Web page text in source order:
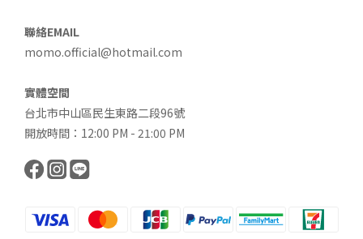
聯絡EMAIL
momo.official@hotmail.com
實體空間
台北市中山區民生東路二段96號
開放時間：12:00 PM - 21:00 PM